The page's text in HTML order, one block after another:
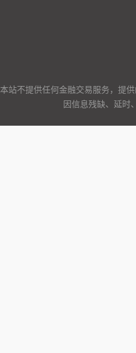
本站不提供任何金融交易服务，提
因信息残缺、延时